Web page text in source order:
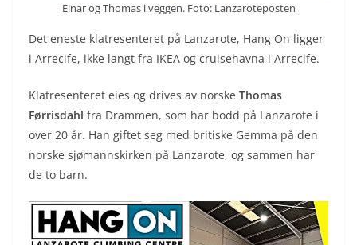
Einar og Thomas i veggen. Foto: Lanzaroteposten
Det eneste klatresenteret på Lanzarote, Hang On ligger
i Arrecife, ikke langt fra IKEA og cruisehavna i Arrecife.
Klatresenteret eies og drives av norske Thomas
Førrisdahl fra Drammen, som har bodd på Lanzarote i
over 20 år. Han giftet seg med britiske Gemma på den
norske sjømannskirken på Lanzarote, og sammen har
de to barn.